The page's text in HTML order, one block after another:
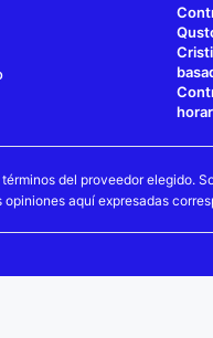
del proveedor elegido.
aquí expresadas